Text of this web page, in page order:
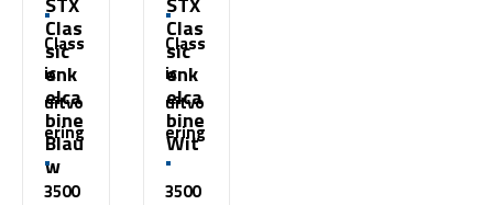
Clas
sic
enk
elca
bine
Blau
w
Class
ic
uitvo
ering
3500
Clas
sic
enk
elca
bine
Wit
Class
ic
uitvo
ering
3500